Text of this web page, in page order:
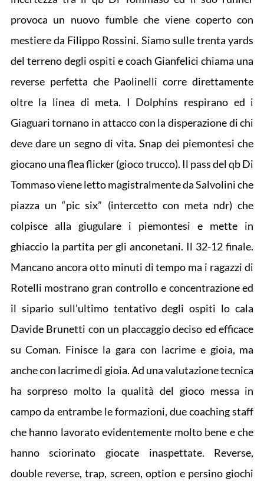
provoca un nuovo fumble che viene coperto con
mestiere da Filippo Rossini. Siamo sulle trenta yards
del terreno degli ospiti e coach Gianfelici chiama una
reverse perfetta che Paolinelli corre direttamente
oltre la linea di meta. I Dolphins respirano ed i
Giaguari tornano in attacco con la disperazione di chi
deve dare un segno di vita. Snap dei piemontesi che
giocano una flea flicker (gioco trucco). Il pass del qb Di
Tommaso viene letto magistralmente da Salvolini che
piazza un “pic six” (intercetto con meta ndr) che
colpisce alla giugulare i piemontesi e mette in
ghiaccio la partita per gli anconetani. Il 32-12 finale.
Mancano ancora otto minuti di tempo ma i ragazzi di
Rotelli mostrano gran controllo e concentrazione ed
il sipario sull’ultimo tentativo degli ospiti lo cala
Davide Brunetti con un placcaggio deciso ed efficace
su Coman. Finisce la gara con lacrime e gioia, ma
anche con lacrime di gioia. Ad una valutazione tecnica
ha sorpreso molto la qualità del gioco messa in
campo da entrambe le formazioni, due coaching staff
che hanno lavorato evidentemente molto bene e che
hanno sciorinato giocate inaspettate. Reverse,
double reverse, trap, screen, option e persino giochi